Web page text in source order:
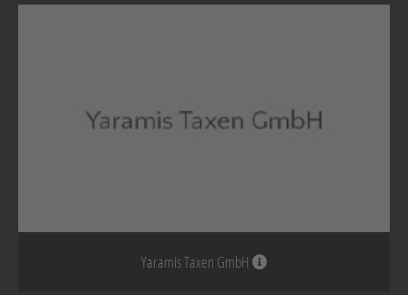
Yaramis Taxen GmbH